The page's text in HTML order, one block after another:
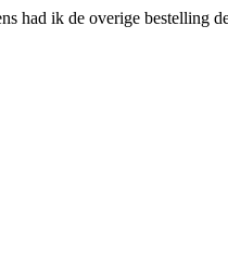
had ik de overige bestelling